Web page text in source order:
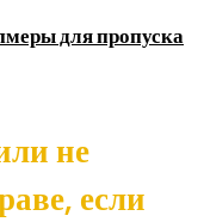
для пропуска
не
если